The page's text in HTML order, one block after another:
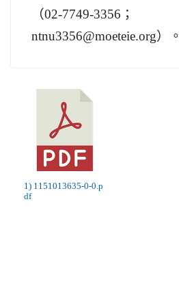
（02-7749-3356；
ntnu3356@moeteie.org）。
1) 1151013635-0-0.p
df